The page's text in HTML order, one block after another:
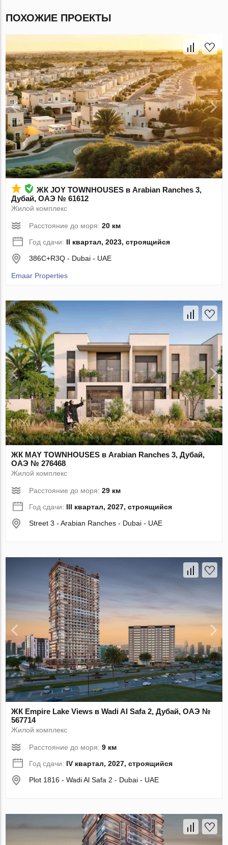
ПОХОЖИЕ ПРОЕКТЫ
ЖК JOY TOWNHOUSES в Arabian Ranches 3,
Дубай, ОАЭ № 61612
Жилой комплекс
Расстояние до моря:20 км
Год сдачи: II квартал, 2023, строящийся
386C+R3Q - Dubai - UAE
Emaar Properties
ЖК MAY TOWNHOUSES в Arabian Ranches 3, Дубай,
ОАЭ № 276468
Жилой комплекс
Расстояние до моря:29 км
Год сдачи: III квартал, 2027, строящийся
Street 3 - Arabian Ranches - Dubai - UAE
ЖК Empire Lake Views в Wadi Al Safa 2, Дубай, ОАЭ №
567714
Жилой комплекс
Расстояние до моря:9 км
Год сдачи: IV квартал, 2027, строящийся
Plot 1816 - Wadi Al Safa 2 - Dubai - UAE